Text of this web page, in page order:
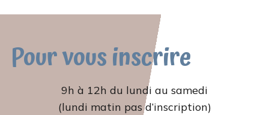
Pour vous inscrire
9h à 12h du lundi au samedi
(lundi matin pas d’inscription)